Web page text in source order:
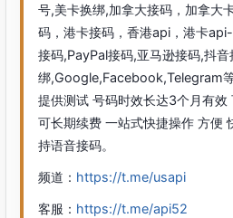
号,美卡换绑,加拿大接码，加拿大
码，港卡接码，香港api，港卡
接码,PayPal接码,亚马逊接码,抖
绑,Google,Facebook,Telegram
提供测试 号码时效长达3个月有效
可长期续费 一站式快捷操作 方便
持语音接码。
频道： https://t.me/usapi
客服： https://t.me/api52